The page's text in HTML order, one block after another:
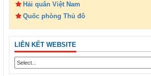
Hải quân Việt Nam
Quốc phòng Thủ đô
LIÊN KẾT WEBSITE